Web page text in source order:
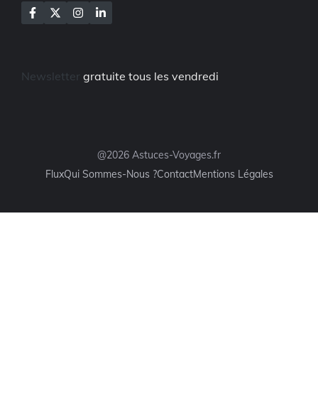
Newsletter gratuite tous les vendredi
@2026 Astuces-Voyages.fr
FluxQui Sommes-Nous ?ContactMentions Légales